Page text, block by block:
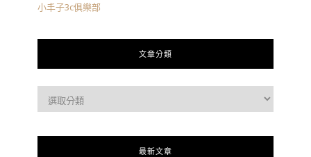
小丰子3c俱樂部
文章分類
最新文章